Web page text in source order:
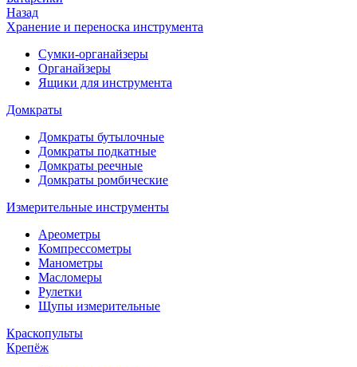
Назад
Хранение и переноска инструмента
Сумки-органайзеры
Органайзеры
Ящики для инструмента
Домкраты
Домкраты бутылочные
Домкраты подкатные
Домкраты реечные
Домкраты ромбические
Измерительные инструменты
Ареометры
Компрессометры
Манометры
Масломеры
Рулетки
Щупы измерительные
Краскопульты
Крепёж